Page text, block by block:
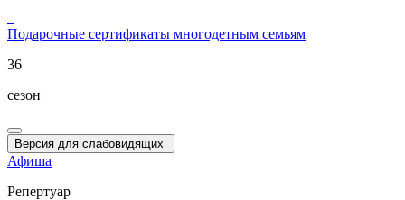
Подарочные сертификаты многодетным семьям
36
сезон
Версия для слабовидящих
Афиша
Репертуар